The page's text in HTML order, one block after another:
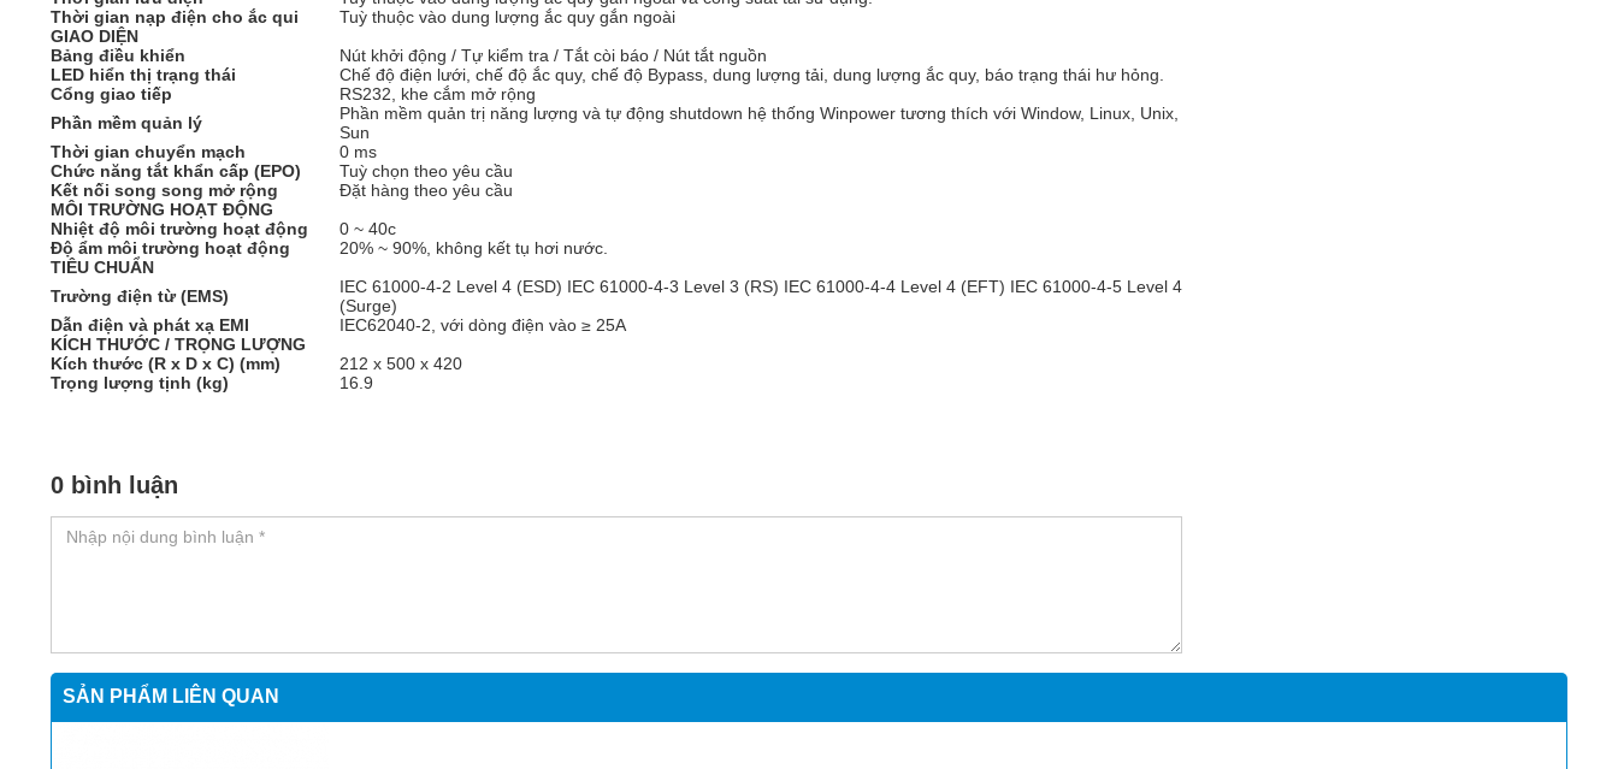
Thời gian nạp điện cho ắc qui
Tuỳ thuộc vào dung lượng ắc quy gắn ngoài
GIAO DIỆN
Bảng điều khiển
Nút khởi động / Tự kiểm tra / Tắt còi báo / Nút tắt nguồn
LED hiển thị trạng thái
Chế độ điện lưới, chế độ ắc quy, chế độ Bypass, dung lượng tải, dung lượng ắc quy, báo trạng thái hư hỏng.
Cổng giao tiếp
RS232, khe cắm mở rộng
Phần mềm quản lý
Phần mềm quản trị năng lượng và tự động shutdown hệ thống Winpower tương thích với Window, Linux, Unix,
Sun
Thời gian chuyển mạch
0 ms
Chức năng tắt khẩn cấp (EPO)
Tuỳ chọn theo yêu cầu
Kết nối song song mở rộng
Đặt hàng theo yêu cầu
MÔI TRƯỜNG HOẠT ĐỘNG
Nhiệt độ môi trường hoạt động
0 ~ 40c
Độ ẩm môi trường hoạt động
20% ~ 90%, không kết tụ hơi nước.
TIÊU CHUẨN
Trường điện từ (EMS)
IEC 61000-4-2 Level 4 (ESD) IEC 61000-4-3 Level 3 (RS) IEC 61000-4-4 Level 4 (EFT) IEC 61000-4-5 Level 4
(Surge)
Dẫn điện và phát xạ EMI
IEC62040-2, với dòng điện vào ≥ 25A
KÍCH THƯỚC / TRỌNG LƯỢNG
Kích thước (R x D x C) (mm)
212 x 500 x 420
Trọng lượng tịnh (kg)
16.9
0 bình luận
SẢN PHẨM LIÊN QUAN